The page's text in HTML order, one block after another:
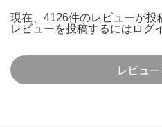
現在、4126件のレビューが投
レビューを投稿するには ログ
レビュ